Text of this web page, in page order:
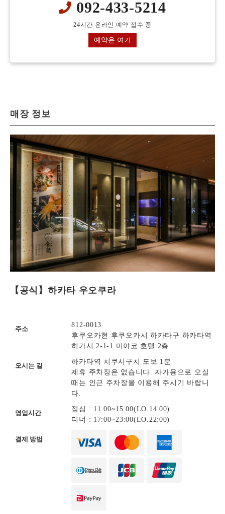
092-433-5214
24시간 온라인 예약 접수 중
예약은 여기
매장 정보
【공식】하카타 우오쿠라
주소
812-0013
후쿠오카현 후쿠오카시 하카타구 하카타역
히가시 2-1-1 미야코 호텔 2층
오시는 길
하카타역 치쿠시구치 도보 1분
제휴 주차장은 없습니다. 자가용으로 오실
때는 인근 주차장을 이용해 주시기 바랍니
다.
영업시간
점심 : 11:00~15:00(LO.14:00)
디너 : 17:00~23:00(LO.22:00)
결제 방법